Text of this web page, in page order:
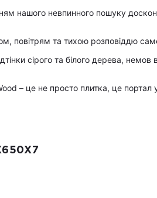
нашого невпинного пошуку
повітрям та тихою розповіддю
сірого та білого дерева,
– це не просто плитка, це портал